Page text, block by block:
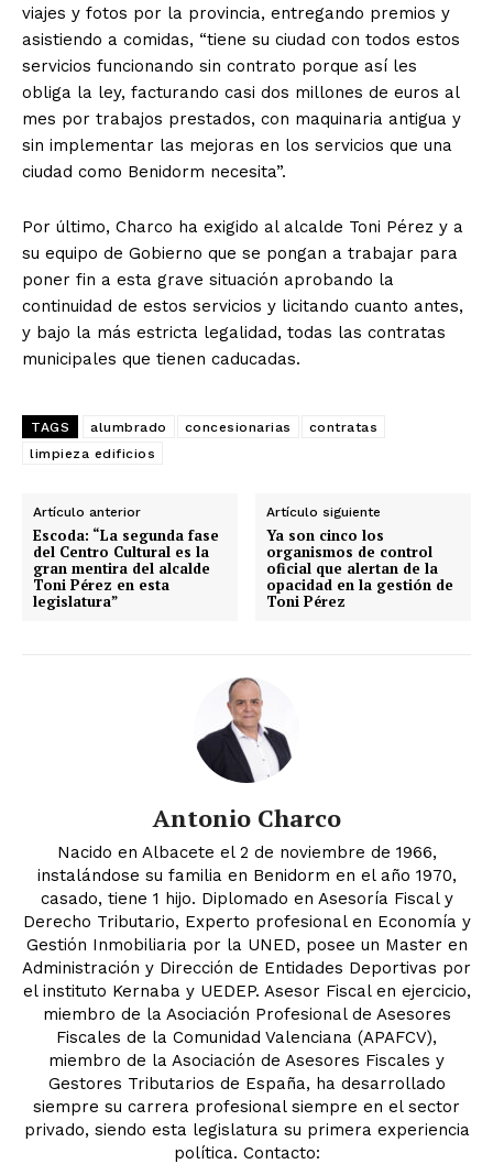
viajes y fotos por la provincia, entregando premios y
asistiendo a comidas, “tiene su ciudad con todos estos
servicios funcionando sin contrato porque así les
obliga la ley, facturando casi dos millones de euros al
mes por trabajos prestados, con maquinaria antigua y
sin implementar las mejoras en los servicios que una
ciudad como Benidorm necesita”.
Por último, Charco ha exigido al alcalde Toni Pérez y a
su equipo de Gobierno que se pongan a trabajar para
poner fin a esta grave situación aprobando la
continuidad de estos servicios y licitando cuanto antes,
y bajo la más estricta legalidad, todas las contratas
municipales que tienen caducadas.
TAGS alumbrado concesionarias
contratas
limpieza edificios
Artículo anterior
Escoda: “La segunda fase
del Centro Cultural es la
gran mentira del alcalde
Toni Pérez en esta
legislatura”
Artículo siguiente
Ya son cinco los
organismos de control
oficial que alertan de la
opacidad en la gestión de
Toni Pérez
Antonio Charco
Nacido en Albacete el 2 de noviembre de 1966,
instalándose su familia en Benidorm en el año 1970,
casado, tiene 1 hijo. Diplomado en Asesoría Fiscal y
Derecho Tributario, Experto profesional en Economía y
Gestión Inmobiliaria por la UNED, posee un Master en
Administración y Dirección de Entidades Deportivas por
el instituto Kernaba y UEDEP. Asesor Fiscal en ejercicio,
miembro de la Asociación Profesional de Asesores
Fiscales de la Comunidad Valenciana (APAFCV),
miembro de la Asociación de Asesores Fiscales y
Gestores Tributarios de España, ha desarrollado
siempre su carrera profesional siempre en el sector
privado, siendo esta legislatura su primera experiencia
política. Contacto: